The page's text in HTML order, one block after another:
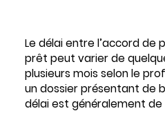
Le délai entre l’accord de
prêt peut varier de
plusieurs mois selon le
un dossier présentant de
délai est généralement